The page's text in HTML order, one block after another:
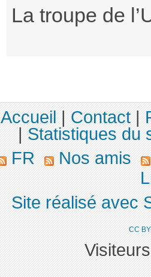
La troupe de
Accueil|Contact|
|Statistiques du
FR
Nos amis
Site réalisé avec
CC